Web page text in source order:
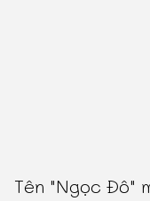
Tên "Ngọc Đô"